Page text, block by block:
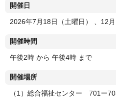
開催日
2026年7月18日（土曜日） 、12月
開催時間
午後2時 から 午後4時 まで
開催場所
（1）総合福祉センター 701ー